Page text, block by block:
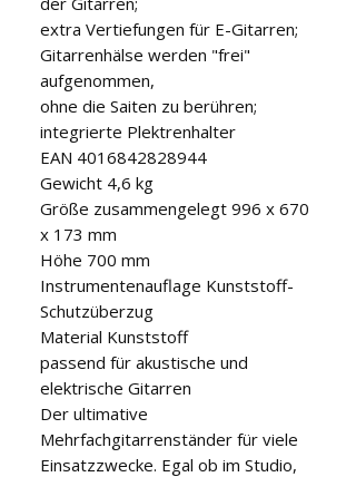
extra Vertiefungen für E-Gitarren;
Gitarrenhälse werden "frei"
aufgenommen,
ohne die Saiten zu berühren;
integrierte Plektrenhalter
EAN 4016842828944
Gewicht 4,6 kg
Größe zusammengelegt 996 x 670
x 173 mm
Höhe 700 mm
Instrumentenauflage Kunststoff-
Schutzüberzug
Material Kunststoff
passend für akustische und
elektrische Gitarren
Der ultimative
Mehrfachgitarrenständer für viele
Einsatzzwecke. Egal ob im Studio,